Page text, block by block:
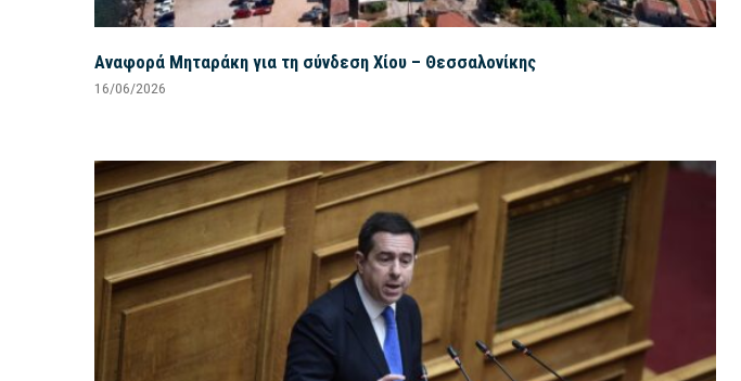
Αναφορά Μηταράκη για τη σύνδεση Χίου – Θεσσαλονίκης
16/06/2026